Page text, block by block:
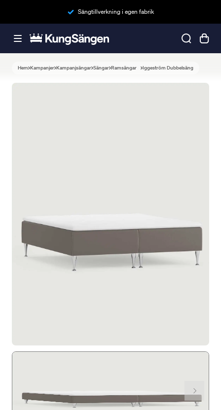
Sängtillverkning i egen fabrik
Hem Kampanjer Kampanjsängar Sängar Ramsängar Iggeström Dubbelsäng